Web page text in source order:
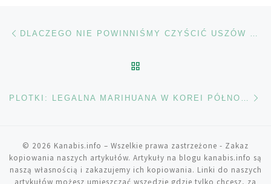
Nawigacja wpisu
© 2026 Kanabis.info – Wszelkie prawa zastrzeżone - Zakaz
kopiowania naszych artykułów. Artykuły na blogu kanabis.info są
naszą własnością i zakazujemy ich kopiowania. Linki do naszych
artykułów możesz umieszczać wszędzie gdzie tylko chcesz, za